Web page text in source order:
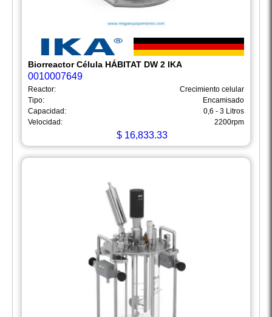
Biorreactor Célula HÁBITAT DW 2 IKA
0010007649
Reactor:
Crecimiento celular
Tipo:
Encamisado
Capacidad:
0,6 - 3 Litros
Velocidad:
2200rpm
$ 16,833.33